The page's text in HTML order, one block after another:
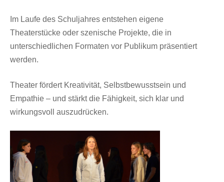
Im Laufe des Schuljahres entstehen eigene
Theaterstücke oder szenische Projekte, die in
unterschiedlichen Formaten vor Publikum präsentiert
werden.
Theater fördert Kreativität, Selbstbewusstsein und
Empathie – und stärkt die Fähigkeit, sich klar und
wirkungsvoll auszudrücken.